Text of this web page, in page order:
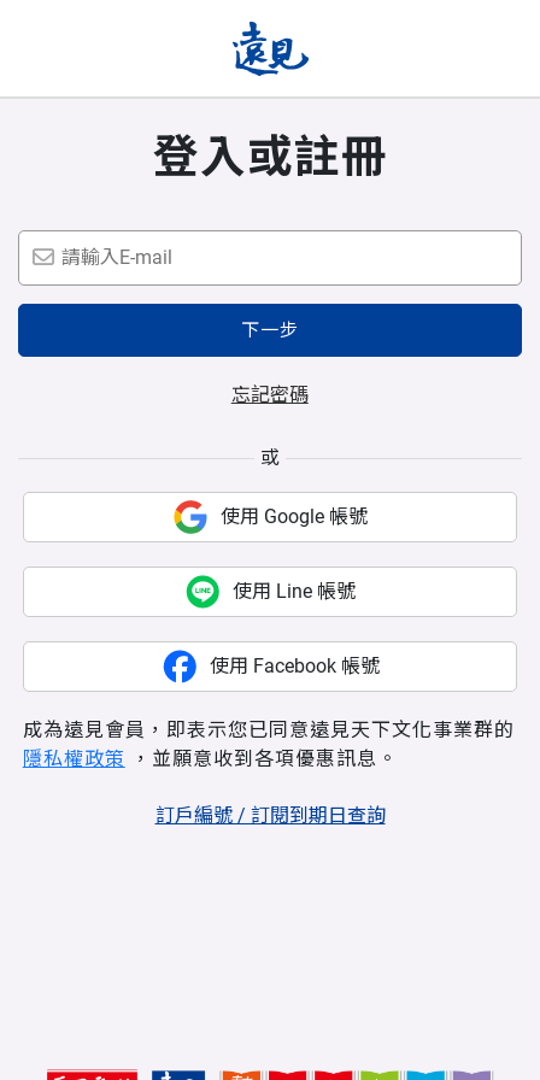
登入或註冊
下一步
忘記密碼
或
使用 Google 帳號
使用 Line 帳號
使用 Facebook 帳號
成為遠見會員，即表示您已同意遠見天下文化事業群的
隱私權政策 ，並願意收到各項優惠訊息。
訂戶編號 / 訂閱到期日查詢